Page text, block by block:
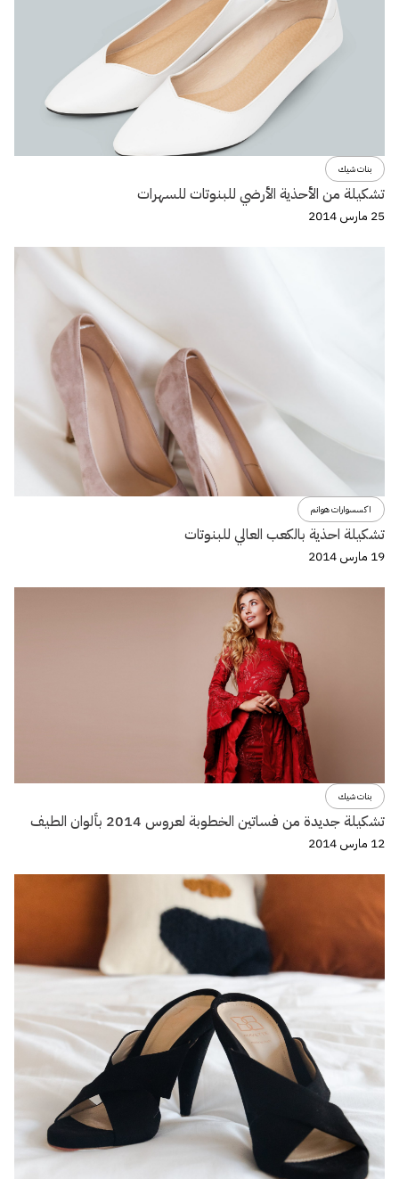
بنات شيك
تشكيلة من الأحذية الأرضي للبنوتات للسهرات
25 مارس 2014
اكسسوارات هوانم
تشكيلة احذية بالكعب العالي للبنوتات
19 مارس 2014
بنات شيك
تشكيلة جديدة من فساتين الخطوبة لعروس 2014 بألوان الطيف
12 مارس 2014